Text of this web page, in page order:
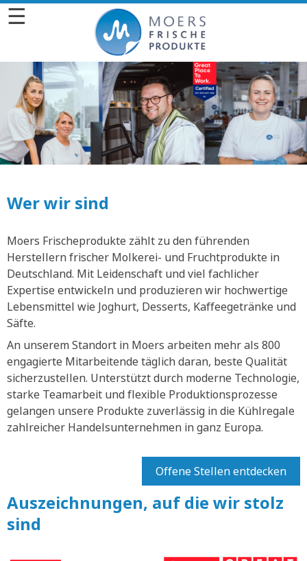
☰
Wer wir sind
Moers Frischeprodukte zählt zu den führenden
Herstellern frischer Molkerei- und Fruchtprodukte in
Deutschland. Mit Leidenschaft und viel fachlicher
Expertise entwickeln und produzieren wir hochwertige
Lebensmittel wie Joghurt, Desserts, Kaffeegetränke und
Säfte.
An unserem Standort in Moers arbeiten mehr als 800
engagierte Mitarbeitende täglich daran, beste Qualität
sicherzustellen. Unterstützt durch moderne Technologie,
starke Teamarbeit und flexible Produktionsprozesse
gelangen unsere Produkte zuverlässig in die Kühlregale
zahlreicher Handelsunternehmen in ganz Europa.
Offene Stellen entdecken
Auszeichnungen, auf die wir stolz
sind